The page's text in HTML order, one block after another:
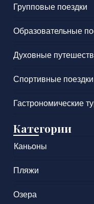
Групповые поездки
Образовательные
Духовные
Спортивные поездки
Гастрономические
Категории
Каньоны
Пляжи
Озера